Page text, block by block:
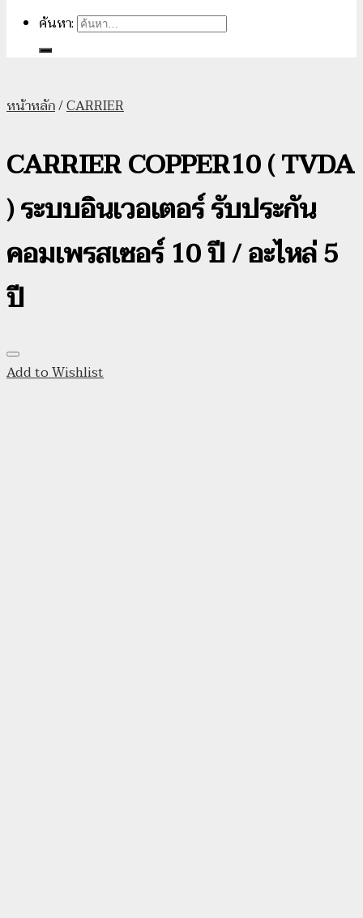
ค้นหา:
หน้าหลัก/CARRIER
CARRIER COPPER10 ( TVDA
) ระบบอินเวอเตอร์ รับประกัน
คอมเพรสเซอร์ 10 ปี / อะไหล่ 5
ปี
Add to Wishlist